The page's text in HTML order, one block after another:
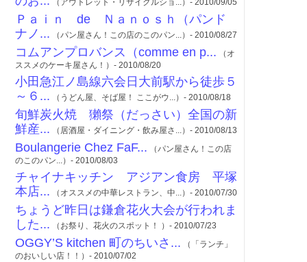
（アウトレット・リサイクルショ...）- 2010/09/05
Ｐａｉｎ de Ｎａｎｏｓｈ（パンド
ナノ... （パン屋さん！この店のこのパン...）- 2010/08/27
コムアンプロバンス（comme en p... （オ
ススメのケーキ屋さん！）- 2010/08/20
小田急江ノ島線六会日大前駅から徒歩５
～６... （うどん屋、そば屋！ ここがウ...）- 2010/08/18
旬鮮炭火焼 獺祭（だっさい）全国の新
鮮産... （居酒屋・ダイニング・飲み屋さ...）- 2010/08/13
Boulangerie Chez FaF... （パン屋さん！この店
のこのパン...）- 2010/08/03
チャイナキッチン アジアン食房 平塚
本店... （オススメの中華レストラン、中...）- 2010/07/30
ちょうど昨日は鎌倉花火大会が行われま
した... （お祭り、花火のスポット！ ）- 2010/07/23
OGGY’S kitchen 町のちいさ... （「ランチ」
のおいしい店！！）- 2010/07/02